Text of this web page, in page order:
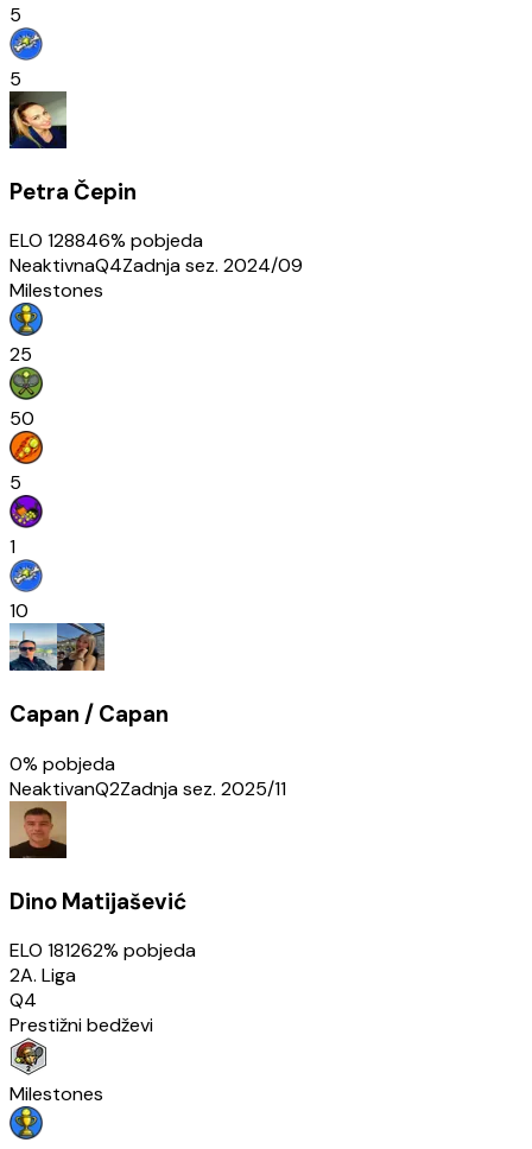
5
5
Petra Čepin
ELO 128846% pobjeda
NeaktivnaQ4Zadnja sez. 2024/09
Milestones
25
50
5
1
10
Capan / Capan
0% pobjeda
NeaktivanQ2Zadnja sez. 2025/11
Dino Matijašević
ELO 181262% pobjeda
2A. Liga
Q4
Prestižni bedževi
Milestones